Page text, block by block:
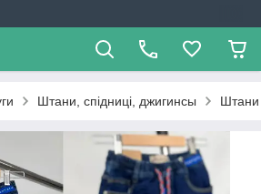
Штани, спідниці, джигинсы Штани